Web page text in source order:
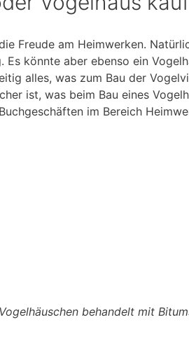
Freude am Heimwerken.
Es könnte aber ebenso ein
alles, was zum Bau der
ist, was beim Bau eines
im Bereich
behandelt mit